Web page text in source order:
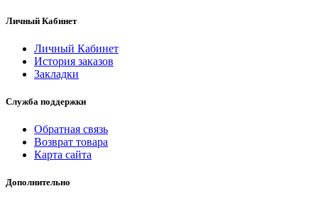
Личный Кабинет
Личный Кабинет
История заказов
Закладки
Служба поддержки
Обратная связь
Возврат товара
Карта сайта
Дополнительно